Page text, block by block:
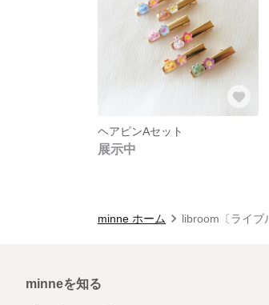
ヘアピンAセット
展示中
minne ホーム libroom〔ライブ
minneを知る